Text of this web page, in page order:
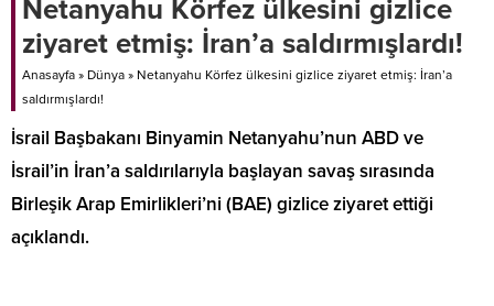
Netanyahu Körfez ülkesini gizlice
ziyaret etmiş: İran’a saldırmışlardı!
Anasayfa » Dünya » Netanyahu Körfez ülkesini gizlice ziyaret etmiş: İran’a
saldırmışlardı!
İsrail Başbakanı Binyamin Netanyahu’nun ABD ve
İsrail’in İran’a saldırılarıyla başlayan savaş sırasında
Birleşik Arap Emirlikleri’ni (BAE) gizlice ziyaret ettiği
açıklandı.